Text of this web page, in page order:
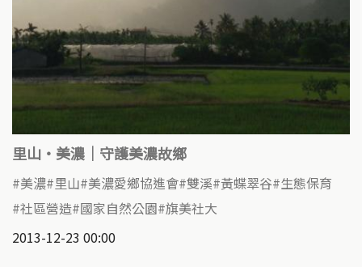
里山‧美濃｜守護美濃故鄉
美濃 里山 美濃愛鄉協進會 雙溪 黃蝶翠谷 生態保育
社區營造 國家自然公園 旗美社大
2013-12-23 00:00